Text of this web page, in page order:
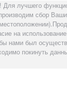
лучшего
сбор
на
нами был
покинуть